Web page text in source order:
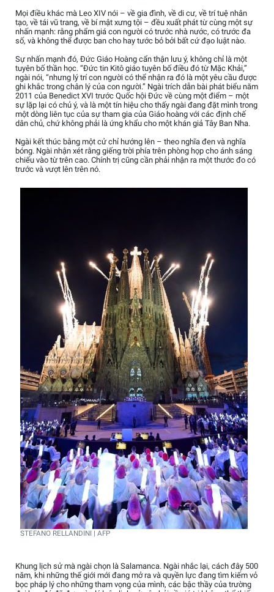
Mọi điều khác mà Leo XIV nói – về gia đình, về di cư, về trí tuệ nhân
tạo, về tái vũ trang, về bí mật xưng tội – đều xuất phát từ cùng một sự
nhấn mạnh: rằng phẩm giá con người có trước nhà nước, có trước đa
số, và không thể được ban cho hay tước bỏ bởi bất cứ đạo luật nào.
Sự nhấn mạnh đó, Đức Giáo Hoàng cẩn thận lưu ý, không chỉ là một
tuyên bố thần học. “Đức tin Kitô giáo tuyên bố điều đó từ Mặc Khải,”
ngài nói, “nhưng lý trí con người có thể nhận ra đó là một yêu cầu được
ghi khắc trong chân lý của con người.” Ngài trích dẫn bài phát biểu năm
2011 của Benedict XVI trước Quốc hội Đức về cùng một điểm – một
sự lặp lại có chủ ý, và là một tín hiệu cho thấy ngài đang đặt mình trong
một dòng liên tục của sự tham gia của Giáo hoàng với các định chế
dân chủ, chứ không phải là ứng khẩu cho một khán giả Tây Ban Nha.
Ngài kết thúc bằng một cử chỉ hướng lên – theo nghĩa đen và nghĩa
bóng. Ngài nhận xét rằng giếng trời phía trên phòng họp cho ánh sáng
chiếu vào từ trên cao. Chính trị cũng cần phải nhận ra một thước đo có
trước và vượt lên trên nó.
STEFANO RELLANDINI | AFP
Khung lịch sử mà ngài chọn là Salamanca. Ngài nhắc lại, cách đây 500
năm, khi những thế giới mới đang mở ra và quyền lực đang tìm kiếm vỏ
bọc pháp lý cho những tham vọng của mình, các bậc thầy của trường